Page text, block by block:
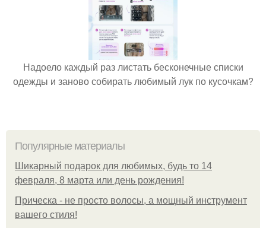
Надоело каждый раз листать бесконечные списки
одежды и заново собирать любимый лук по кусочкам?
Популярные материалы
Шикарный подарок для любимых, будь то 14
февраля, 8 марта или день рождения!
Прическа - не просто волосы, а мощный инструмент
вашего стиля!